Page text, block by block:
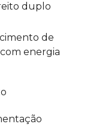
duplo
de
energia